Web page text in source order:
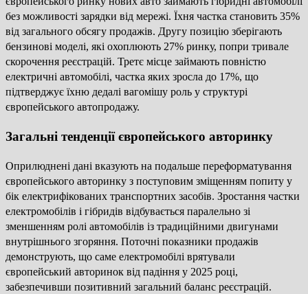
без можливості зарядки від мережі. Їхня частка становить 35%
від загального обсягу продажів. Другу позицію зберігають
бензинові моделі, які охоплюють 27% ринку, попри тривале
скорочення реєстрацій. Третє місце займають повністю
електричні автомобілі, частка яких зросла до 17%, що
підтверджує їхню дедалі вагомішу роль у структурі
європейського автопродажу.
Загальні тенденції європейського авторинку
Оприлюднені дані вказують на подальше переформатування
європейського авторинку з поступовим зміщенням попиту у
бік електрифікованих транспортних засобів. Зростання частки
електромобілів і гібридів відбувається паралельно зі
зменшенням ролі автомобілів із традиційними двигунами
внутрішнього згоряння. Поточні показники продажів
демонструють, що саме електромобілі врятували
європейський авторинок від падіння у 2025 році,
забезпечивши позитивний загальний баланс реєстрацій.